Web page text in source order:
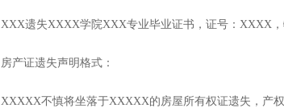
XXX遗失XXXX学院XXX专业毕业证书，证号：XXXX，
房产证遗失声明格式：
XXXXX不慎将坐落于XXXXX的房屋所有权证遗失，产